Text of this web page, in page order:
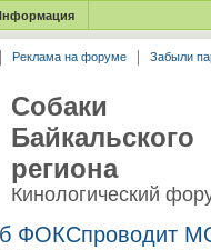
Реклама на форуме Забыли
Собаки
Байкальского
региона
Кинологический
ФОКСпроводит